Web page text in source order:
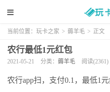
当前位置： 玩卡之家 > 薅羊毛 > 正文
农行最低1元红包
2021-05-21 分类： 薅羊毛 阅读(2361)
农行app扫，支付0.1，最低1